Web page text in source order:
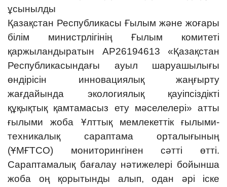
ұсынылды
Қазақстан Республикасы Ғылым және жоғары
білім министрлігінің Ғылым комитеті
қаржыландыратын AP26194613 «Қазақстан
Республикасындағы ауыл шаруашылығы
өндірісін инновациялық жаңғырту
жағдайында экологиялық қауіпсіздікті
құқықтық қамтамасыз ету мәселелері» атты
ғылыми жоба Ұлттық мемлекеттік ғылыми-
техникалық сараптама орталығының
(ҰМҒТСО) мониторингінен сәтті өтті.
Сараптамалық бағалау нәтижелері бойынша
жоба оң қорытынды алып, одан әрі іске